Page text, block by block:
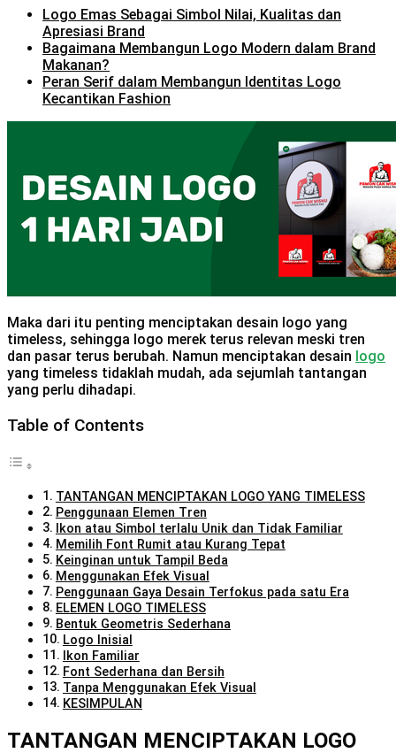
Logo Emas Sebagai Simbol Nilai, Kualitas dan
Apresiasi Brand
Bagaimana Membangun Logo Modern dalam Brand
Makanan?
Peran Serif dalam Membangun Identitas Logo
Kecantikan Fashion
Maka dari itu penting menciptakan desain logo yang
timeless, sehingga logo merek terus relevan meski tren
dan pasar terus berubah. Namun menciptakan desain logo
yang timeless tidaklah mudah, ada sejumlah tantangan
yang perlu dihadapi.
Table of Contents
TANTANGAN MENCIPTAKAN LOGO YANG TIMELESS
Penggunaan Elemen Tren
Ikon atau Simbol terlalu Unik dan Tidak Familiar
Memilih Font Rumit atau Kurang Tepat
Keinginan untuk Tampil Beda
Menggunakan Efek Visual
Penggunaan Gaya Desain Terfokus pada satu Era
ELEMEN LOGO TIMELESS
Bentuk Geometris Sederhana
Logo Inisial
Ikon Familiar
Font Sederhana dan Bersih
Tanpa Menggunakan Efek Visual
KESIMPULAN
TANTANGAN MENCIPTAKAN LOGO